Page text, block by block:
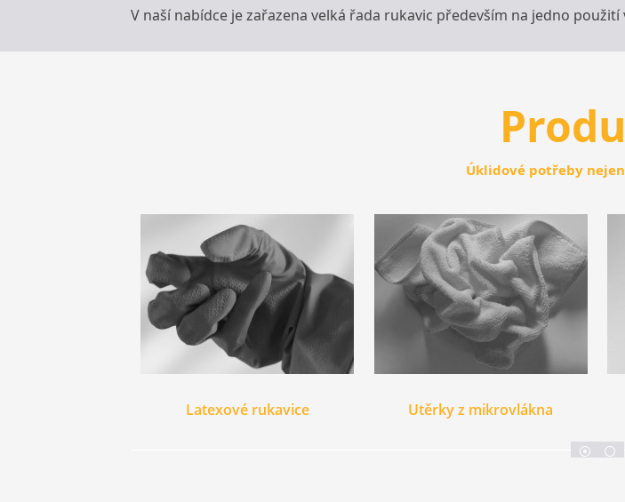
V naší nabídce je zařazena velká řada rukavic především na jedno
Úklidové potřeby
Latexové rukavice Utěrky z mikrovlákna